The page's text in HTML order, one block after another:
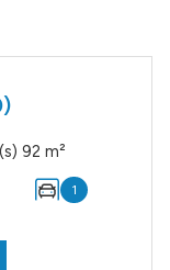
Maison 4 pièce(s) 3 chambre(s) 92 m²
1